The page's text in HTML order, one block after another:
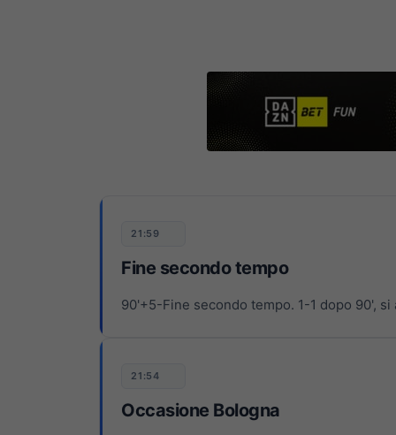
21:59
Fine secondo tempo
90'+5-Fine secondo tempo. 1-1 dopo 90',
21:54
Occasione Bologna